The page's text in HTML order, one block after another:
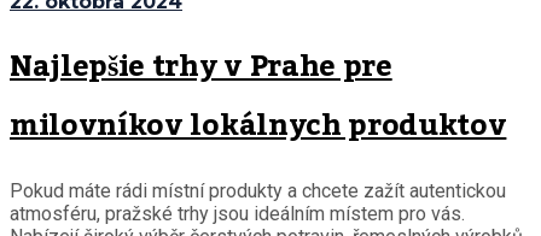
Najlepšie trhy v Prahe pre
milovníkov lokálnych produktov
Pokud máte rádi místní produkty a chcete zažít autentickou
atmosféru, pražské trhy jsou ideálním místem pro vás.